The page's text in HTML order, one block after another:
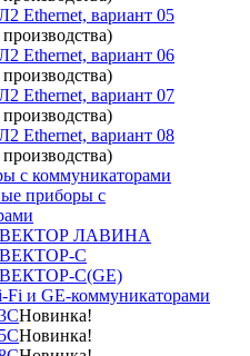
Ethernet, вариант 05
производства)
Ethernet, вариант 06
производства)
Ethernet, вариант 07
производства)
Ethernet, вариант 08
производства)
с коммуникаторами
приборы с
ЛАВИНА
С
С(GE)
и GE-коммуникаторами
Новинка!
Новинка!